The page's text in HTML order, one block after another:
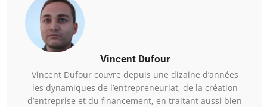
Vincent Dufour
Vincent Dufour couvre depuis une dizaine d’années
les dynamiques de l’entrepreneuriat, de la création
d’entreprise et du financement, en traitant aussi bien